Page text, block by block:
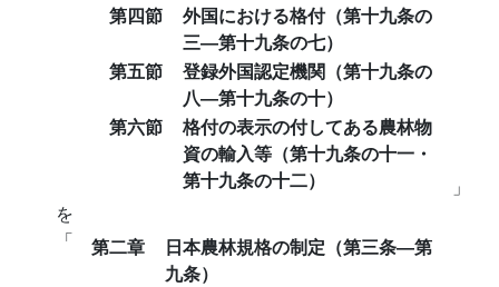
第四節
外国における格付（第十九条の
三―第十九条の七）
第五節
登録外国認定機関（第十九条の
八―第十九条の十）
第六節
格付の表示の付してある農林物
資の輸入等（第十九条の十一・
第十九条の十二）
」
を
「
第二章
日本農林規格の制定（第三条―第
九条）